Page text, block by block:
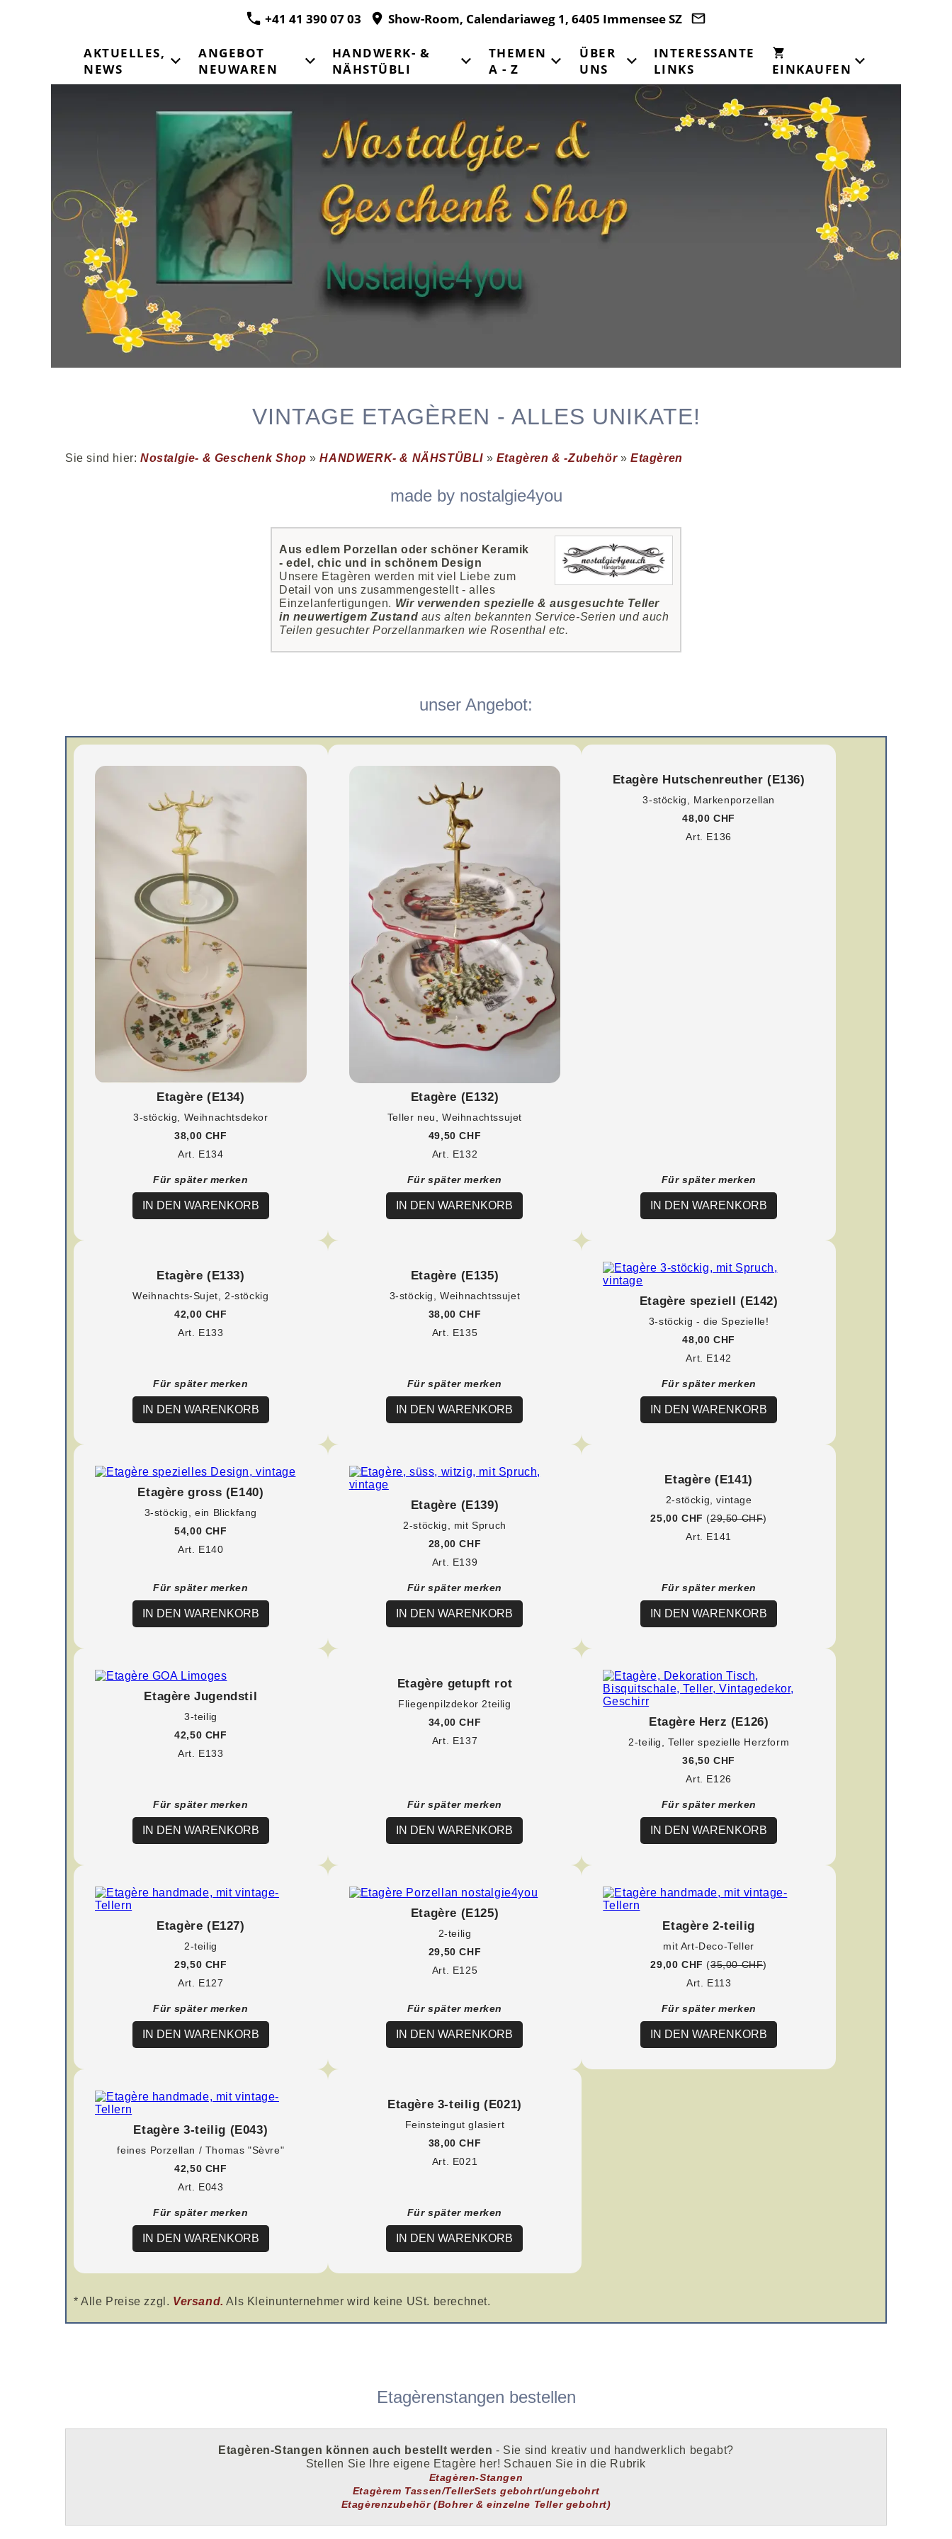
+41 41 390 07 03 Show-Room, Calendariaweg 1, 6405 Immensee SZ
AKTUELLES,
NEWS
ANGEBOT
NEUWAREN
HANDWERK- &
NÄHSTÜBLI
THEMEN
A - Z
ÜBER
UNS
INTERESSANTE
LINKS
EINKAUFEN
VINTAGE ETAGÈREN - ALLES UNIKATE!
Sie sind hier: Nostalgie- & Geschenk Shop »HANDWERK- & NÄHSTÜBLI » Etagèren & -Zubehör»Etagèren
made by nostalgie4you
Aus edlem Porzellan oder schöner Keramik
- edel, chic und in schönem Design
Unsere Etagèren werden mit viel Liebe zum
Detail von uns zusammengestellt - alles
Einzelanfertigungen. Wir verwenden spezielle & ausgesuchte Teller
in neuwertigem Zustand aus alten bekannten Service-Serien und auch
Teilen gesuchter Porzellanmarken wie Rosenthal etc.
unser Angebot:
Etagère (E134)
3-stöckig, Weihnachtsdekor
38,00 CHF
Art. E134
Für später merken
IN DEN WARENKORB
Etagère (E132)
Teller neu, Weihnachtssujet
49,50 CHF
Art. E132
Für später merken
IN DEN WARENKORB
Etagère Hutschenreuther (E136)
3-stöckig, Markenporzellan
48,00 CHF
Art. E136
Für später merken
IN DEN WARENKORB
Etagère (E133)
Weihnachts-Sujet, 2-stöckig
42,00 CHF
Art. E133
Für später merken
IN DEN WARENKORB
Etagère (E135)
3-stöckig, Weihnachtssujet
38,00 CHF
Art. E135
Für später merken
IN DEN WARENKORB
Etagère speziell (E142)
3-stöckig - die Spezielle!
48,00 CHF
Art. E142
Für später merken
IN DEN WARENKORB
Etagère gross (E140)
3-stöckig, ein Blickfang
54,00 CHF
Art. E140
Für später merken
IN DEN WARENKORB
Etagère (E139)
2-stöckig, mit Spruch
28,00 CHF
Art. E139
Für später merken
IN DEN WARENKORB
Etagère (E141)
2-stöckig, vintage
25,00 CHF (29,50 CHF)
Art. E141
Für später merken
IN DEN WARENKORB
Etagère Jugendstil
3-teilig
42,50 CHF
Art. E133
Für später merken
IN DEN WARENKORB
Etagère getupft rot
Fliegenpilzdekor 2teilig
34,00 CHF
Art. E137
Für später merken
IN DEN WARENKORB
Etagère Herz (E126)
2-teilig, Teller spezielle Herzform
36,50 CHF
Art. E126
Für später merken
IN DEN WARENKORB
Etagère (E127)
2-teilig
29,50 CHF
Art. E127
Für später merken
IN DEN WARENKORB
Etagère (E125)
2-teilig
29,50 CHF
Art. E125
Für später merken
IN DEN WARENKORB
Etagère 2-teilig
mit Art-Deco-Teller
29,00 CHF (35,00 CHF)
Art. E113
Für später merken
IN DEN WARENKORB
Etagère 3-teilig (E043)
feines Porzellan / Thomas "Sèvre"
42,50 CHF
Art. E043
Für später merken
IN DEN WARENKORB
Etagère 3-teilig (E021)
Feinsteingut glasiert
38,00 CHF
Art. E021
Für später merken
IN DEN WARENKORB
* Alle Preise zzgl. Versand. Als Kleinunternehmer wird keine USt. berechnet.
Etagèrenstangen bestellen
Etagèren-Stangen können auch bestellt werden- Sie sind kreativ und handwerklich begabt?
Stellen Sie Ihre eigene Etagère her! Schauen Sie in die Rubrik
Etagèren-Stangen
Etagèrem Tassen/TellerSets gebohrt/ungebohrt
Etagèrenzubehör (Bohrer & einzelne Teller gebohrt)